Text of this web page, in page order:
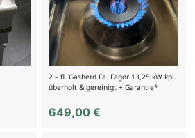
2 – fl. Gasherd Fa. Fagor 13,25 kW kpl.
überholt & gereinigt + Garantie*
649,00€